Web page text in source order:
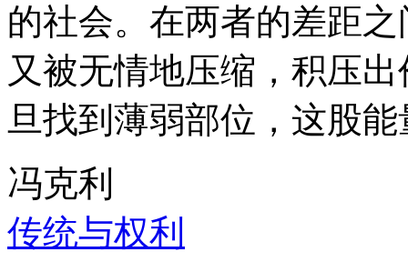
的社会。在两者的差距
又被无情地压缩，积压
旦找到薄弱部位，这股
冯克利
传统与权利